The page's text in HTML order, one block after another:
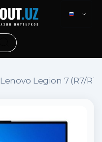
Lenovo Legion 7 (R7/